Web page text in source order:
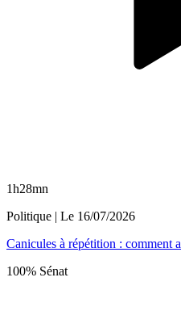
1h28mn
Politique | Le 16/07/2026
Canicules à répétition : comment
100% Sénat